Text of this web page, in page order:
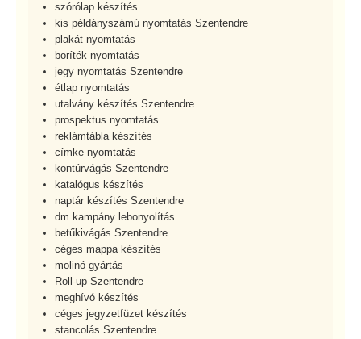
szórólap készítés
kis példányszámú nyomtatás Szentendre
plakát nyomtatás
boríték nyomtatás
jegy nyomtatás Szentendre
étlap nyomtatás
utalvány készítés Szentendre
prospektus nyomtatás
reklámtábla készítés
címke nyomtatás
kontúrvágás Szentendre
katalógus készítés
naptár készítés Szentendre
dm kampány lebonyolítás
betűkivágás Szentendre
céges mappa készítés
molinó gyártás
Roll-up Szentendre
meghívó készítés
céges jegyzetfüzet készítés
stancolás Szentendre